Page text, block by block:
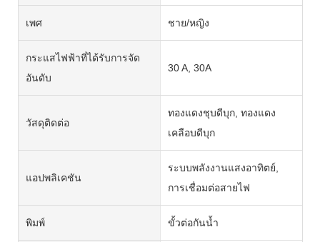
เพศ ชาย/หญิง
กระแสไฟฟ้าที่ได้รับการจัด
อันดับ
30 A, 30A
วัสดุติดต่อ
ทองแดงชุบดีบุก, ทองแดง
เคลือบดีบุก
แอปพลิเคชัน
ระบบพลังงานแสงอาทิตย์,
การเชื่อมต่อสายไฟ
พิมพ์ ขั้วต่อกันน้ำ